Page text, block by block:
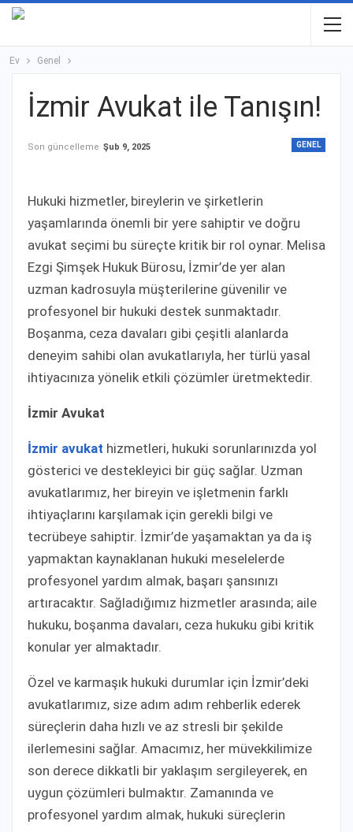
Ev Genel
İzmir Avukat ile Tanışın!
GENEL
Son güncelleme Şub 9, 2025
Hukuki hizmetler, bireylerin ve şirketlerin
yaşamlarında önemli bir yere sahiptir ve doğru
avukat seçimi bu süreçte kritik bir rol oynar. Melisa
Ezgi Şimşek Hukuk Bürosu, İzmir’de yer alan
uzman kadrosuyla müşterilerine güvenilir ve
profesyonel bir hukuki destek sunmaktadır.
Boşanma, ceza davaları gibi çeşitli alanlarda
deneyim sahibi olan avukatlarıyla, her türlü yasal
ihtiyacınıza yönelik etkili çözümler üretmektedir.
İzmir Avukat
İzmir avukat hizmetleri, hukuki sorunlarınızda yol
gösterici ve destekleyici bir güç sağlar. Uzman
avukatlarımız, her bireyin ve işletmenin farklı
ihtiyaçlarını karşılamak için gerekli bilgi ve
tecrübeye sahiptir. İzmir’de yaşamaktan ya da iş
yapmaktan kaynaklanan hukuki meselelerde
profesyonel yardım almak, başarı şansınızı
artıracaktır. Sağladığımız hizmetler arasında; aile
hukuku, boşanma davaları, ceza hukuku gibi kritik
konular yer almaktadır.
Özel ve karmaşık hukuki durumlar için İzmir’deki
avukatlarımız, size adım adım rehberlik ederek
süreçlerin daha hızlı ve az stresli bir şekilde
ilerlemesini sağlar. Amacımız, her müvekkilimize
son derece dikkatli bir yaklaşım sergileyerek, en
uygun çözümleri bulmaktır. Zamanında ve
profesyonel yardım almak, hukuki süreçlerin